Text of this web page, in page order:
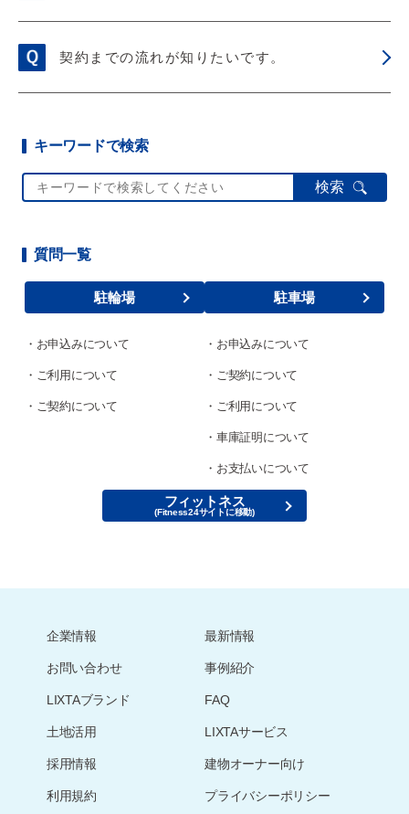
契約までの流れが知りたいです。
キーワードで検索
検索
質問一覧
駐輪場
お申込みについて
ご利用について
ご契約について
駐車場
お申込みについて
ご契約について
ご利用について
車庫証明について
お支払いについて
フィットネス
企業情報 最新情報
お問い合わせ 事例紹介
LIXTAブランド FAQ
土地活用 LIXTAサービス
採用情報 建物オーナー向け
利用規約 プライバシーポリシー